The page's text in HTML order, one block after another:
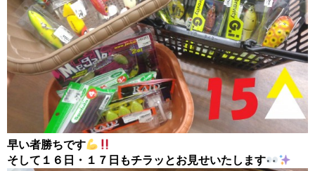
早い者勝ちです
そして１６日・１７日もチラッとお見せいたします